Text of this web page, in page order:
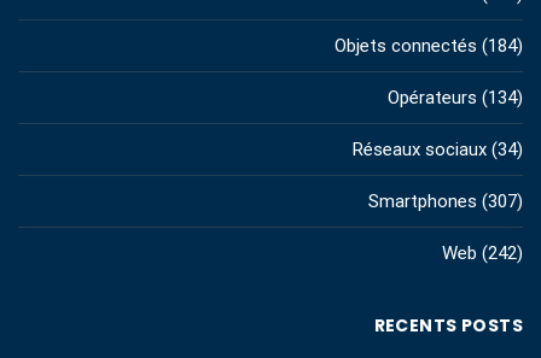
Objets connectés (184)
Opérateurs (134)
Réseaux sociaux (34)
Smartphones (307)
Web (242)
RECENTS POSTS